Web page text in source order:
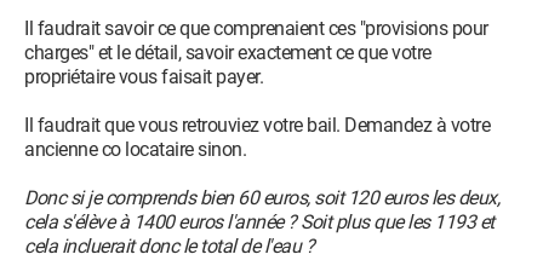
Il faudrait savoir ce que comprenaient ces "provisions pour
charges" et le détail, savoir exactement ce que votre
propriétaire vous faisait payer.
Il faudrait que vous retrouviez votre bail. Demandez à votre
ancienne co locataire sinon.
Donc si je comprends bien 60 euros, soit 120 euros les deux,
cela s'élève à 1400 euros l'année ? Soit plus que les 1193 et
cela incluerait donc le total de l'eau ?